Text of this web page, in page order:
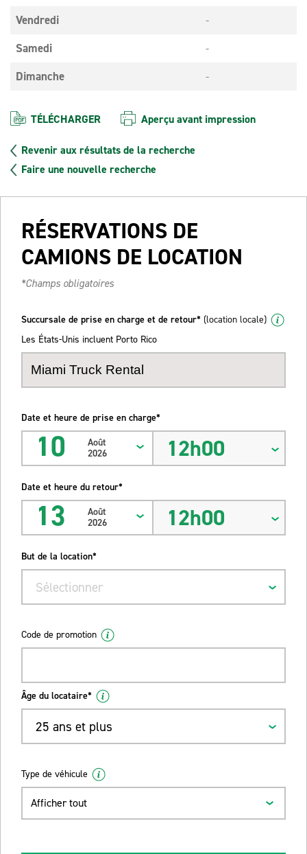
Vendredi
-
Samedi
-
Dimanche
-
TÉLÉCHARGER Aperçu avant impression
Revenir aux résultats de la recherche
Faire une nouvelle recherche
RÉSERVATIONS DE
CAMIONS DE LOCATION
*Champs obligatoires
Succursale de prise en charge et de retour* (location locale)
Les États-Unis incluent Porto Rico
Date et heure de prise en charge*
10
Août
2026
12h00
Date et heure du retour*
13
Août
2026
12h00
But de la location*
Sélectionner
Code de promotion
Âge du locataire*
25 ans et plus
Type de véhicule
Afficher tout